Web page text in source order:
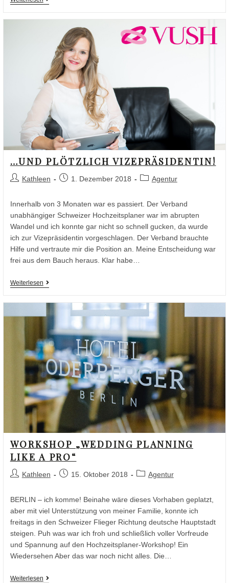
…UND PLÖTZLICH VIZEPRÄSIDENTIN!
Kathleen 1. Dezember 2018 Agentur
Innerhalb von 3 Monaten war es passiert. Der Verband
unabhängiger Schweizer Hochzeitsplaner war im abrupten
Wandel und ich konnte gar nicht so schnell gucken, da wurde
ich zur Vizepräsidentin vorgeschlagen. Der Verband brauchte
Hilfe und vertraute mir die Position an. Meine Entscheidung war
frei aus dem Bauch heraus. Klar habe…
Weiterlesen
WORKSHOP „WEDDING PLANNING
LIKE A PRO“
Kathleen 15. Oktober 2018 Agentur
BERLIN – ich komme! Beinahe wäre dieses Vorhaben geplatzt,
aber mit viel Unterstützung von meiner Familie, konnte ich
freitags in den Schweizer Flieger Richtung deutsche Hauptstadt
steigen. Puh was war ich froh und schließlich voller Vorfreude
und Spannung auf den Hochzeitsplaner-Workshop! Ein
Wiedersehen Aber das war noch nicht alles. Die…
Weiterlesen